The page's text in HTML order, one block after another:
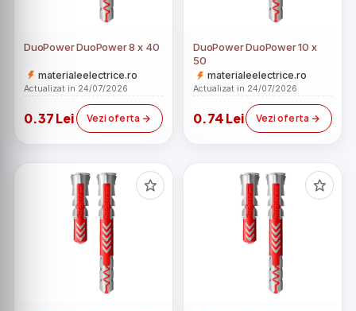
DuoPower DuoPower 8 x 40
materialeelectrice.ro
Actualizat in 24/07/2026
0.37 Lei Vezi oferta
DuoPower DuoPower 10 x
50
materialeelectrice.ro
Actualizat in 24/07/2026
0.74 Lei Vezi oferta